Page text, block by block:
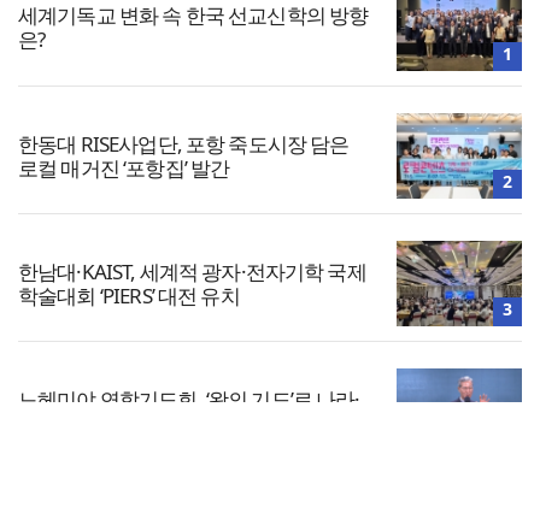
세계기독교 변화 속 한국 선교신학의 방향
은?
1
한동대 RISE사업단, 포항 죽도시장 담은
로컬 매거진 ‘포항집’ 발간
2
한남대·KAIST, 세계적 광자·전자기학 국제
학술대회 ‘PIERS’ 대전 유치
3
느헤미야 연합기도회, ‘왕의 기도’로 나라·